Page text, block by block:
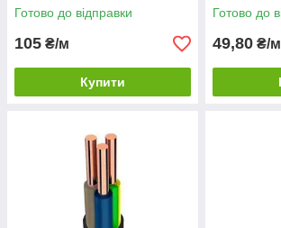
Готово до відправки
105 ₴/м
Купити
Готово до
49,80 ₴/м